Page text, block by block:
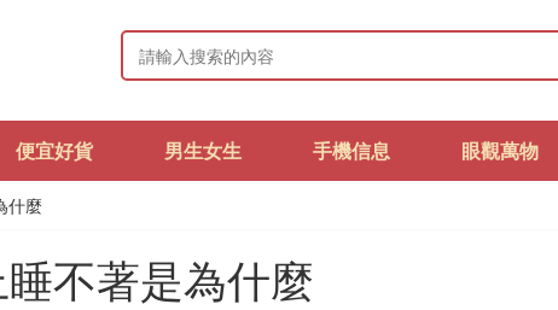
便宜好貨 男生女生 手機信息 眼觀萬物
什麼
不著是為什麼